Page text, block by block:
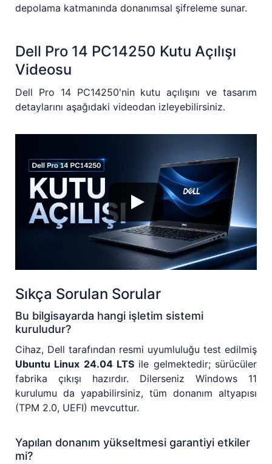
depolama katmanında donanımsal şifreleme sunar.
Dell Pro 14 PC14250 Kutu Açılışı
Videosu
Dell Pro 14 PC14250'nin kutu açılışını ve tasarım
detaylarını aşağıdaki videodan izleyebilirsiniz.
Sıkça Sorulan Sorular
Bu bilgisayarda hangi işletim sistemi
kuruludur?
Cihaz, Dell tarafından resmi uyumluluğu test edilmiş
Ubuntu Linux 24.04 LTS ile gelmektedir; sürücüler
fabrika çıkışı hazırdır. Dilerseniz Windows 11
kurulumu da yapabilirsiniz, tüm donanım altyapısı
(TPM 2.0, UEFI) mevcuttur.
Yapılan donanım yükseltmesi garantiyi etkiler
mi?